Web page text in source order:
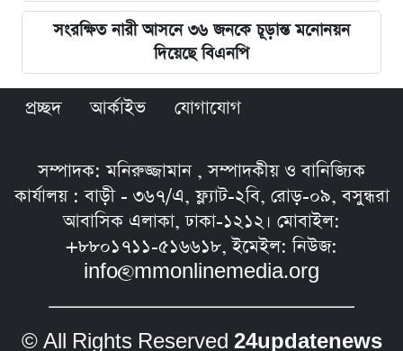
সংরক্ষিত নারী আসনে ৩৬ জনকে চূড়ান্ত মনোনয়ন
দিয়েছে বিএনপি
প্রচ্ছদ আর্কাইভ যোগাযোগ
সম্পাদক: মনিরুজ্জামান , সম্পাদকীয় ও বানিজ্যিক
কার্যালয় : বাড়ী - ৩৬৭/এ, ফ্ল্যাট-২বি, রোড়-০৯, বসুন্ধরা
আবাসিক এলাকা, ঢাকা-১২১২। মোবাইল:
+৮৮০১৭১১-৫১৬৬১৮, ইমেইল: নিউজ:
info@mmonlinemedia.org
© All Rights Reserved 24updatenews